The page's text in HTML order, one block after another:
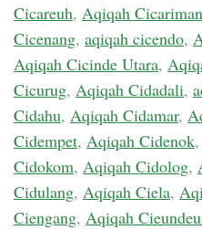
Cicareuh, Aqiqah
Cicenang, aqiqah cicendo,
Aqiqah Cicinde Utara,
Cicurug, Aqiqah Cidadali,
Cidahu, Aqiqah Cidamar,
Cidempet, Aqiqah Cidenok,
Cidokom, Aqiqah Cidolog,
Cidulang, Aqiqah Ciela,
Ciengang, Aqiqah